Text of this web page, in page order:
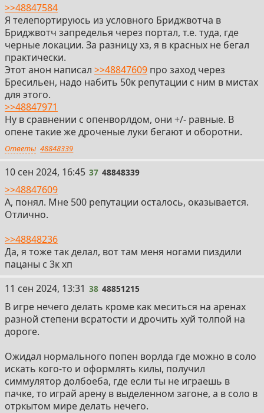
>>48847584
Я телепортируюсь из условного Бриджвотча в
Бриджвотч запределья через портал, т.е. туда, где
черные локации. За разницу хз, я в красных не бегал
практически.
Этот анон написал >>48847609 про заход через
Бресильен, надо набить 50к репутации с ним в мистах
для этого.
>>48847971
Ну в сравнении с опенворлдом, они +/- равные. В
опене такие же дроченые луки бегают и оборотни.
Ответы 48848339
37
10 сен 2024, 16:45 37 48848339
>>48847609
А, понял. Мне 500 репутации осталось, оказывается.
Отлично.
>>48848236
Да, я тоже так делал, вот там меня ногами пиздили
пацаны с 3к хп
38
11 сен 2024, 13:31 38 48851215
В игре нечего делать кроме как меситься на аренах
разной степени всратости и дрочить хуй толпой на
дороге.
Ожидал нормального попен ворлда где можно в соло
искать кого-то и оформлять килы, получил
симмулятор долбоеба, где если ты не играешь в
пачке, то играй арену в выделенном загоне, а в соло в
отркытом мире делать нечего.